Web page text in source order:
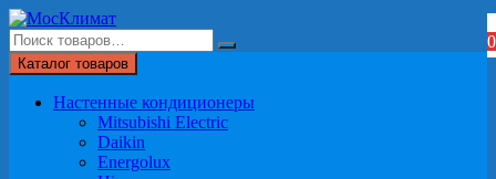
Перейти
к
содержимому
Каталог товаров
Настенные кондиционеры
Mitsubishi Electric
Daikin
Energolux
0